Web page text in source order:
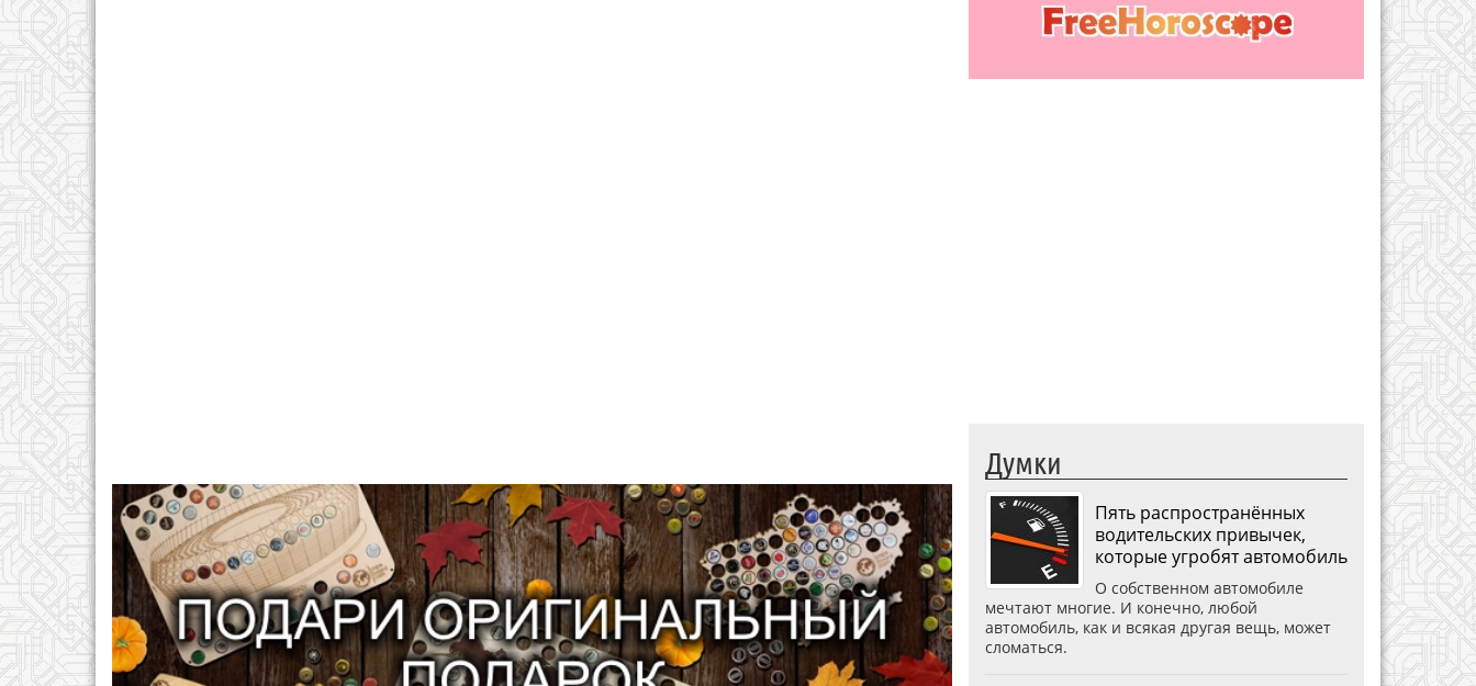
Думки
Пять распространённых
водительских привычек,
которые угробят автомобиль
О собственном автомобиле
мечтают многие. И конечно, любой
автомобиль, как и всякая другая вещь, может
сломаться.